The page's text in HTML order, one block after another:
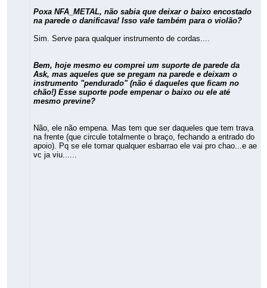
Poxa NFA_METAL, não sabia que deixar o baixo encostado
na parede o danificava! Isso vale também para o violão?
Sim. Serve para qualquer instrumento de cordas....
Bem, hoje mesmo eu comprei um suporte de parede da
Ask, mas aqueles que se pregam na parede e deixam o
instrumento "pendurado" (não é daqueles que ficam no
chão!) Esse suporte pode empenar o baixo ou ele até
mesmo previne?
Não, ele não empena. Mas tem que ser daqueles que tem trava
na frente (que circule totalmente o braço, fechando a entrado do
apoio). Pq se ele tomar qualquer esbarrao ele vai pro chao...e ae
vc ja viu......